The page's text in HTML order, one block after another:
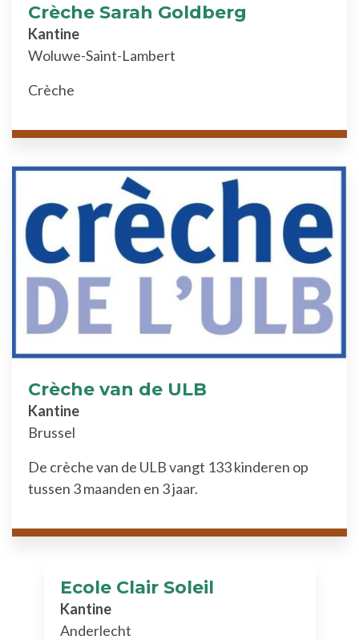
Crèche Sarah Goldberg
Kantine
Woluwe-Saint-Lambert
Crèche
Crèche van de ULB
Kantine
Brussel
De crèche van de ULB vangt 133 kinderen op
tussen 3 maanden en 3 jaar.
Ecole Clair Soleil
Kantine
Anderlecht